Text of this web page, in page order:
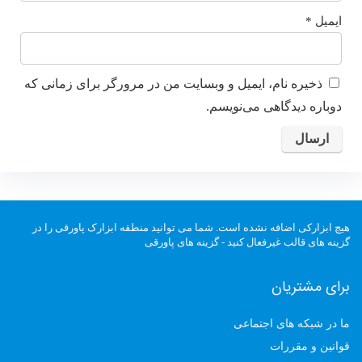
ایمیل *
ذخیره نام، ایمیل و وبسایت من در مرورگر برای زمانی که
دوباره دیدگاهی می‌نویسم.
هیچ ابزارکی اضافه نشده است. شما می توانید منطقه ابزارک پاورقی را در
گزینه های قالب غیرفعال کنید - گزینه های پاورقی
برای مشتریان
ما در شبکه های اجتماعی
قوانین و مقررات